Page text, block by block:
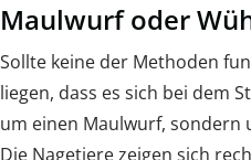
Maulwurf oder
Sollte keine der Methoden
liegen, dass es sich bei dem
um einen Maulwurf, sondern
Die Nagetiere zeigen sich